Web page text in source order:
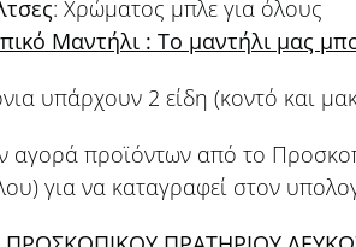
: Χρώματος μπλε για όλους
Μαντήλι : Το μαντήλι μας
υπάρχουν 2 είδη (κοντό και
αγορά προϊόντων από το
για να καταγραφεί στον